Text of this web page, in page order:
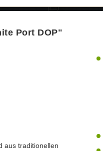
Port DOP"
aus traditionellen